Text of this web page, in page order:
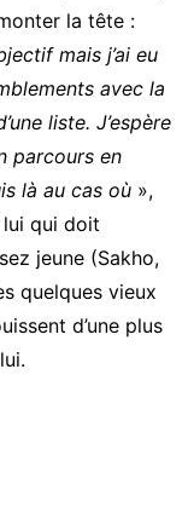
la tête :
mais j’ai eu
avec la
liste. J’espère
parcours en
là au cas où »,
lui qui doit
jeune (Sakho,
quelques vieux
d’une plus